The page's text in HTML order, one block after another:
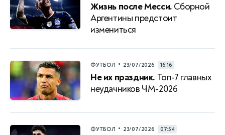
Жизнь после Месси. Сборной
Аргентины предстоит
измениться
ФУТБОЛ • 23/07/2026 16:16
Не их праздник. Топ-7 главных
неудачников ЧМ-2026
ФУТБОЛ • 23/07/2026 07:54